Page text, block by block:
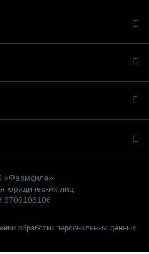
юридических лиц
9709108106
обработки персональных данных